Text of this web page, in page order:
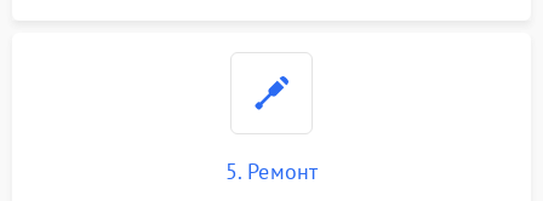
5. Ремонт